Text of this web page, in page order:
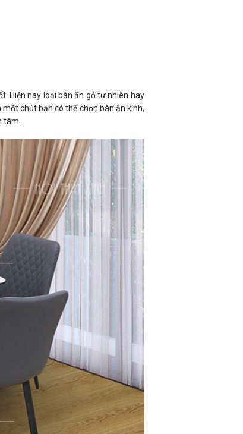
Hiện nay loại bàn ăn gỗ tự nhiên hay
chút bạn có thể chọn bàn ăn kính,
tâm.